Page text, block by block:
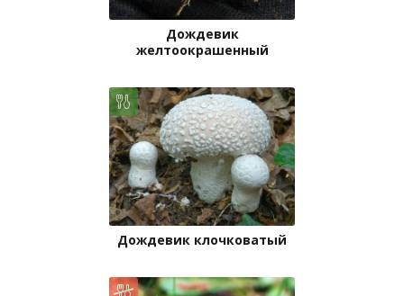
Дождевик
желтоокрашенный
Дождевик клочковатый